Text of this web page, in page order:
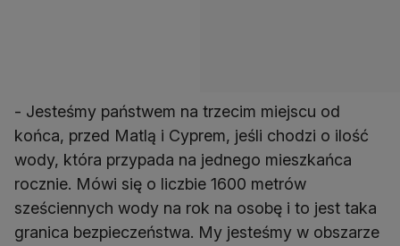
- Jesteśmy państwem na trzecim miejscu od
końca, przed Matlą i Cyprem, jeśli chodzi o ilość
wody, która przypada na jednego mieszkańca
rocznie. Mówi się o liczbie 1600 metrów
sześciennych wody na rok na osobę i to jest taka
granica bezpieczeństwa. My jesteśmy w obszarze